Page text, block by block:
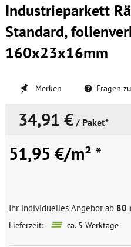
Industrieparkett
Standard,
160x23x16mm
Merken Fragen
34,91 € / Paket*
51,95 €/m² *
Ihr individuelles Angebot ab 80
Lieferzeit: ca. 5 Werktage